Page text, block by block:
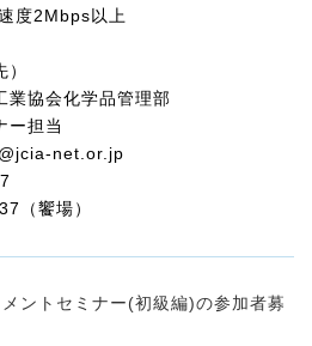
度2Mbps以上
協会化学品管理部
ー担当
net.or.jp
（饗場）
ントセミナー(初級編)の参加者募